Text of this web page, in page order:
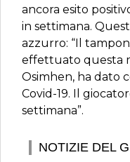
ancora esito
in settimana.
azzurro: “Il
effettuato questa
Osimhen, ha dato
Covid-19. Il
settimana”.
NOTIZIE DEL